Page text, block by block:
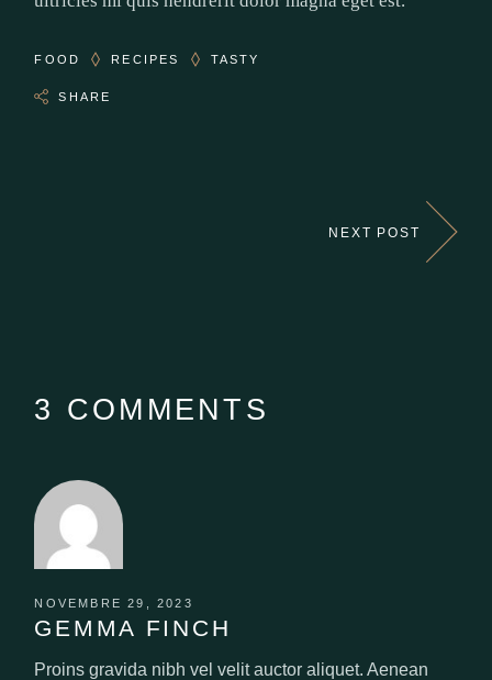
FOOD RECIPES TASTY
SHARE
NEXT POST
3 COMMENTS
NOVEMBRE 29, 2023
GEMMA FINCH
Proins gravida nibh vel velit auctor aliquet. Aenean